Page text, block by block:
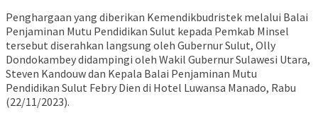
Penghargaan yang diberikan Kemendikbudristek melalui Balai
Penjaminan Mutu Pendidikan Sulut kepada Pemkab Minsel
tersebut diserahkan langsung oleh Gubernur Sulut, Olly
Dondokambey didampingi oleh Wakil Gubernur Sulawesi Utara,
Steven Kandouw dan Kepala Balai Penjaminan Mutu
Pendidikan Sulut Febry Dien di Hotel Luwansa Manado, Rabu
(22/11/2023).